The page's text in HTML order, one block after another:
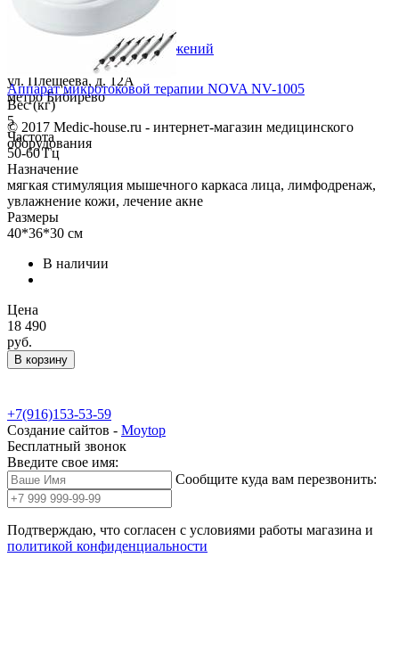
Аппарат микротоковой терапии NOVA NV-1005
Вес (кг)
5
Частота
50-60 Гц
Назначение
мягкая стимуляция мышечного каркаса лица, лимфодренаж,
увлажнение кожи, лечение акне
Размеры
40*36*30 см
В наличии
Цена
18 490
руб.
В корзину
Для коммерческих предложений
Адрес в Москве:
ул. Плещеева, д. 12А
метро Бибирево
© 2017 Medic-house.ru - интернет-магазин медицинского
оборудования
+7(916)153-53-59
Создание сайтов - Moytop
Бесплатный звонок
Введите свое имя:
Сообщите куда вам перезвонить:
Подтверждаю, что согласен с условиями работы магазина и
политикой конфиденциальности